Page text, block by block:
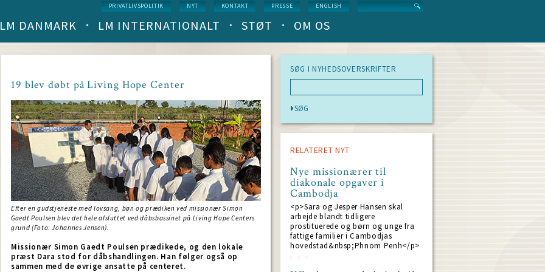
Service
menu
PRIVATLIVSPOLITIK NYT KONTAKT PRESSE ENGLISH
Main
(level
1)
LM DANMARK LM INTERNATIONALT STØT OM OS
19 blev døbt på Living Hope Center
Efter en gudstjeneste med lovsang, bøn og prædiken ved missionær Simon
Gaedt Poulsen blev det hele afsluttet ved dåbsbassinet på Living Hope Centers
grund (Foto: Johannes Jensen).
Missionær Simon Gaedt Poulsen prædikede, og den lokale
præst Dara stod for dåbshandlingen. Han følger også op
sammen med de øvrige ansatte på centeret.
SØG I NYHEDSOVERSKRIFTER
RELATERET NYT
Nye missionærer til
diakonale opgaver i
Cambodja
<p>Sara og Jesper Hansen skal
arbejde blandt tidligere
prostituerede og børn og unge fra
fattige familier i Cambodjas
hovedstad&nbsp;Phnom Penh</p>